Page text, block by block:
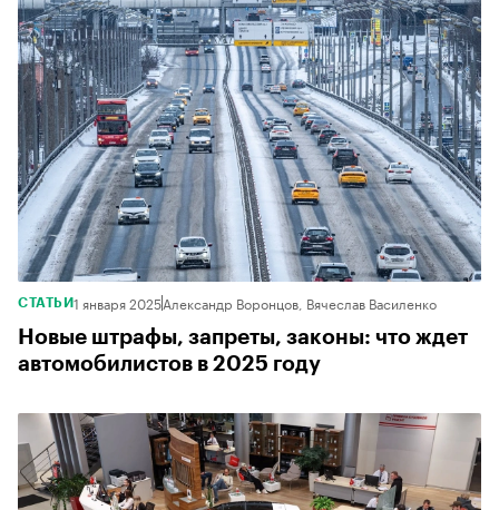
СТАТЬИ1 января 2025Александр Воронцов, Вячеслав Василенко
Новые штрафы, запреты, законы: что ждет
автомобилистов в 2025 году